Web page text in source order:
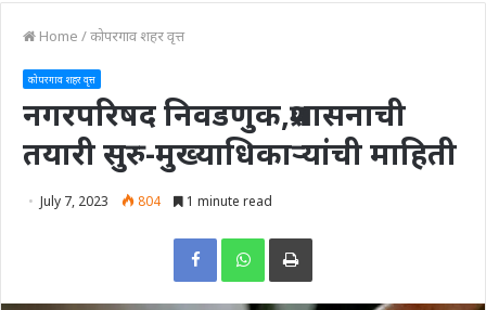
Home /कोपरगाव शहर वृत्त
कोपरगाव शहर वृत्त
नगरपरिषद निवडणुक,प्रशासनाची
तयारी सुरु-मुख्याधिकाऱ्यांची माहिती
July 7, 2023 804 1 minute read
Print